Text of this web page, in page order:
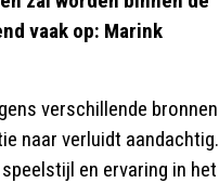
vaak op: Marink
verschillende bronnen
naar verluidt aandachtig.
en ervaring in het